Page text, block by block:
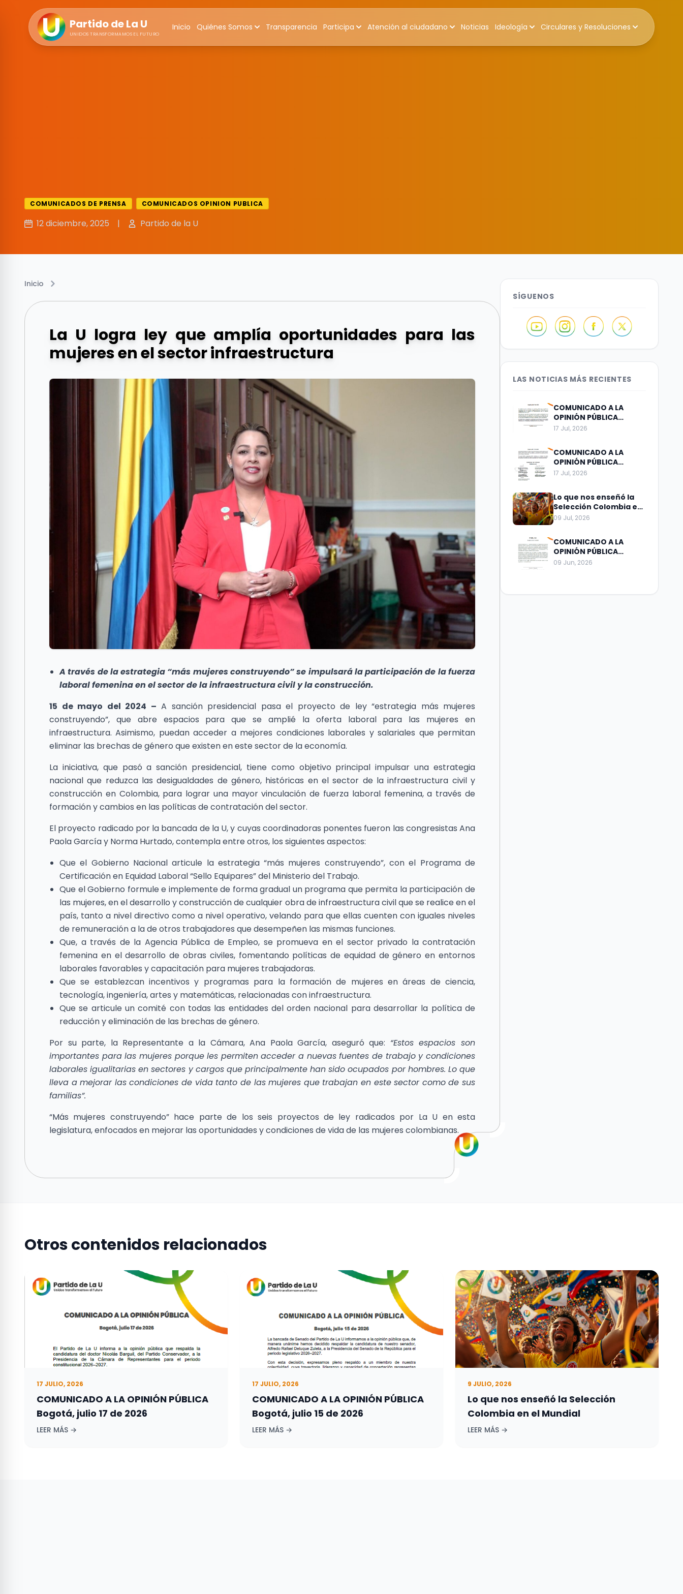
Partido de La U
UNIDOS TRANSFORMAMOS EL FUTURO
Inicio Quiénes Somos Transparencia Participa Atención al ciudadano Noticias Ideología Circulares y Resoluciones
COMUNICADOS DE PRENSA COMUNICADOS OPINION PUBLICA
12 diciembre, 2025 | Partido de la U
Inicio
La U logra ley que amplía oportunidades para las
mujeres en el sector infraestructura
A través de la estrategia “más mujeres construyendo” se impulsará la participación de la fuerza
laboral femenina en el sector de la infraestructura civil y la construcción.
15 de mayo del 2024 – A sanción presidencial pasa el proyecto de ley “estrategia más mujeres
construyendo”, que abre espacios para que se amplié la oferta laboral para las mujeres en
infraestructura. Asimismo, puedan acceder a mejores condiciones laborales y salariales que permitan
eliminar las brechas de género que existen en este sector de la economía.
La iniciativa, que pasó a sanción presidencial, tiene como objetivo principal impulsar una estrategia
nacional que reduzca las desigualdades de género, históricas en el sector de la infraestructura civil y
construcción en Colombia, para lograr una mayor vinculación de fuerza laboral femenina, a través de
formación y cambios en las políticas de contratación del sector.
El proyecto radicado por la bancada de la U, y cuyas coordinadoras ponentes fueron las congresistas Ana
Paola García y Norma Hurtado, contempla entre otros, los siguientes aspectos:
Que el Gobierno Nacional articule la estrategia “más mujeres construyendo”, con el Programa de
Certificación en Equidad Laboral “Sello Equipares” del Ministerio del Trabajo.
Que el Gobierno formule e implemente de forma gradual un programa que permita la participación de
las mujeres, en el desarrollo y construcción de cualquier obra de infraestructura civil que se realice en el
país, tanto a nivel directivo como a nivel operativo, velando para que ellas cuenten con iguales niveles
de remuneración a la de otros trabajadores que desempeñen las mismas funciones.
Que, a través de la Agencia Pública de Empleo, se promueva en el sector privado la contratación
femenina en el desarrollo de obras civiles, fomentando políticas de equidad de género en entornos
laborales favorables y capacitación para mujeres trabajadoras.
Que se establezcan incentivos y programas para la formación de mujeres en áreas de ciencia,
tecnología, ingeniería, artes y matemáticas, relacionadas con infraestructura.
Que se articule un comité con todas las entidades del orden nacional para desarrollar la política de
reducción y eliminación de las brechas de género.
Por su parte, la Representante a la Cámara, Ana Paola García, aseguró que: “Estos espacios son
importantes para las mujeres porque les permiten acceder a nuevas fuentes de trabajo y condiciones
laborales igualitarias en sectores y cargos que principalmente han sido ocupados por hombres. Lo que
lleva a mejorar las condiciones de vida tanto de las mujeres que trabajan en este sector como de sus
familias”.
“Más mujeres construyendo” hace parte de los seis proyectos de ley radicados por La U en esta
legislatura, enfocados en mejorar las oportunidades y condiciones de vida de las mujeres colombianas.
SÍGUENOS
LAS NOTICIAS MÁS RECIENTES
COMUNICADO A LA
OPINIÓN PÚBLICA
Bogotá, julio 17 de 2026
17 Jul, 2026
COMUNICADO A LA
OPINIÓN PÚBLICA
Bogotá, julio 15 de 2026
17 Jul, 2026
Lo que nos enseñó la
Selección Colombia en
el Mundial
09 Jul, 2026
COMUNICADO A LA
OPINIÓN PÚBLICA
Bogotá, junio 01 de
09 Jun, 2026
Otros contenidos relacionados
17 JULIO, 2026
COMUNICADO A LA OPINIÓN PÚBLICA
Bogotá, julio 17 de 2026
LEER MÁS →
17 JULIO, 2026
COMUNICADO A LA OPINIÓN PÚBLICA
Bogotá, julio 15 de 2026
LEER MÁS →
9 JULIO, 2026
Lo que nos enseñó la Selección
Colombia en el Mundial
LEER MÁS →